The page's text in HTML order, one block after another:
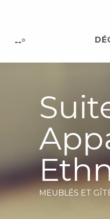
principal
--°
MEUBLÉS ET